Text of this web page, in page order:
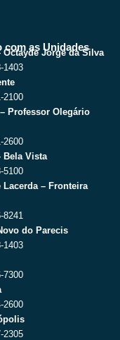
com as Unidades
Octayde Jorge da Silva
1403
2100
Professor Olegário
2600
Bela Vista
5100
Lacerda – Fronteira
8241
do Parecis
1403
7300
2600
2305